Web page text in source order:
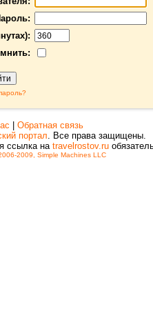
| Обратная связь
портал . Все права защищены.
ссылка на travelrostov.ru
2009, Simple Machines LLC